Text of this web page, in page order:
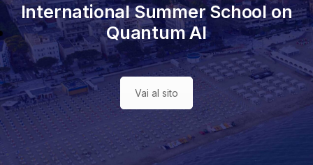
International Summer School on
Quantum AI
Vai al sito